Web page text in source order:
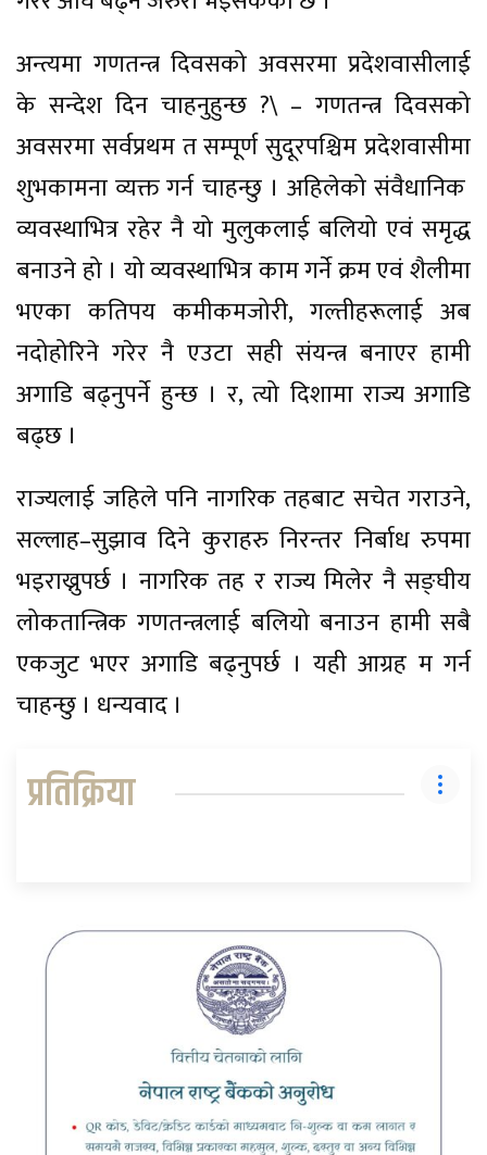
अन्त्यमा गणतन्त्र दिवसको अवसरमा प्रदेशवासीलाई
के सन्देश दिन चाहनुहुन्छ ?\ – गणतन्त्र दिवसको
अवसरमा सर्वप्रथम त सम्पूर्ण सुदूरपश्चिम प्रदेशवासीमा
शुभकामना व्यक्त गर्न चाहन्छु । अहिलेको संवैधानिक
व्यवस्थाभित्र रहेर नै यो मुलुकलाई बलियो एवं समृद्ध
बनाउने हो । यो व्यवस्थाभित्र काम गर्ने क्रम एवं शैलीमा
भएका कतिपय कमीकमजोरी, गल्तीहरूलाई अब
नदोहोरिने गरेर नै एउटा सही संयन्त्र बनाएर हामी
अगाडि बढ्नुपर्ने हुन्छ । र, त्यो दिशामा राज्य अगाडि
बढ्छ ।
राज्यलाई जहिले पनि नागरिक तहबाट सचेत गराउने,
सल्लाह–सुझाव दिने कुराहरु निरन्तर निर्बाध रुपमा
भइराख्नुपर्छ । नागरिक तह र राज्य मिलेर नै सङ्घीय
लोकतान्त्रिक गणतन्त्रलाई बलियो बनाउन हामी सबै
एकजुट भएर अगाडि बढ्नुपर्छ । यही आग्रह म गर्न
चाहन्छु । धन्यवाद ।
प्रतिक्रिया